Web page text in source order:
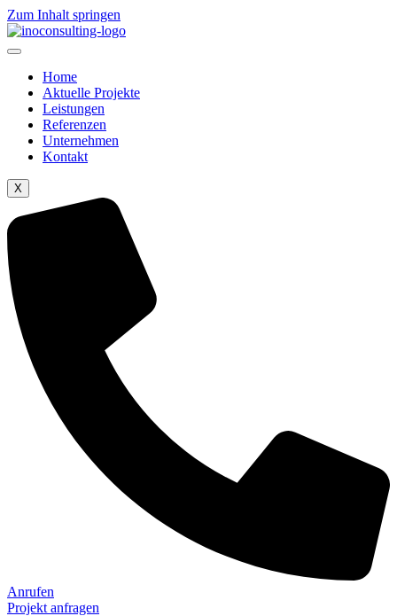
Zum Inhalt springen
Home
Aktuelle Projekte
Leistungen
Referenzen
Unternehmen
Kontakt
X
Anrufen
Projekt anfragen